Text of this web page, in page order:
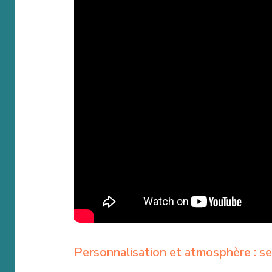
Personnalisation et atmosphère :